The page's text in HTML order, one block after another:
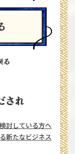
る
され
討している方へ
新たなビジネス